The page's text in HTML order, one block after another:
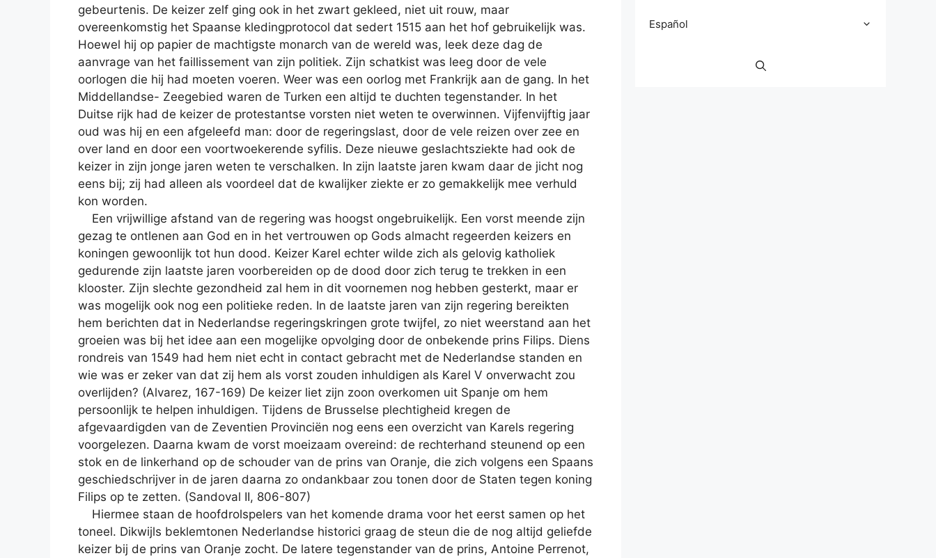
gebeurtenis. De keizer zelf ging ook in het zwart gekleed, niet uit rouw, maar
overeenkomstig het Spaanse kledingprotocol dat sedert 1515 aan het hof gebruikelijk was.
Hoewel hij op papier de machtigste monarch van de wereld was, leek deze dag de
aanvrage van het faillissement van zijn politiek. Zijn schatkist was leeg door de vele
oorlogen die hij had moeten voeren. Weer was een oorlog met Frankrijk aan de gang. In het
Middellandse- Zeegebied waren de Turken een altijd te duchten tegenstander. In het
Duitse rijk had de keizer de protestantse vorsten niet weten te overwinnen. Vijfenvijftig jaar
oud was hij en een afgeleefd man: door de regeringslast, door de vele reizen over zee en
over land en door een voortwoekerende syfilis. Deze nieuwe geslachtsziekte had ook de
keizer in zijn jonge jaren weten te verschalken. In zijn laatste jaren kwam daar de jicht nog
eens bij; zij had alleen als voordeel dat de kwalijker ziekte er zo gemakkelijk mee verhuld
kon worden.
Een vrijwillige afstand van de regering was hoogst ongebruikelijk. Een vorst meende zijn
gezag te ontlenen aan God en in het vertrouwen op Gods almacht regeerden keizers en
koningen gewoonlijk tot hun dood. Keizer Karel echter wilde zich als gelovig katholiek
gedurende zijn laatste jaren voorbereiden op de dood door zich terug te trekken in een
klooster. Zijn slechte gezondheid zal hem in dit voornemen nog hebben gesterkt, maar er
was mogelijk ook nog een politieke reden. In de laatste jaren van zijn regering bereikten
hem berichten dat in Nederlandse regeringskringen grote twijfel, zo niet weerstand aan het
groeien was bij het idee aan een mogelijke opvolging door de onbekende prins Filips. Diens
rondreis van 1549 had hem niet echt in contact gebracht met de Nederlandse standen en
wie was er zeker van dat zij hem als vorst zouden inhuldigen als Karel V onverwacht zou
overlijden? (Alvarez, 167-169) De keizer liet zijn zoon overkomen uit Spanje om hem
persoonlijk te helpen inhuldigen. Tijdens de Brusselse plechtigheid kregen de
afgevaardigden van de Zeventien Provinciën nog eens een overzicht van Karels regering
voorgelezen. Daarna kwam de vorst moeizaam overeind: de rechterhand steunend op een
stok en de linkerhand op de schouder van de prins van Oranje, die zich volgens een Spaans
geschiedschrijver in de jaren daarna zo ondankbaar zou tonen door de Staten tegen koning
Filips op te zetten. (Sandoval II, 806-807)
Hiermee staan de hoofdrolspelers van het komende drama voor het eerst samen op het
toneel. Dikwijls beklemtonen Nederlandse historici graag de steun die de nog altijd geliefde
keizer bij de prins van Oranje zocht. De latere tegenstander van de prins, Antoine Perrenot,
Español